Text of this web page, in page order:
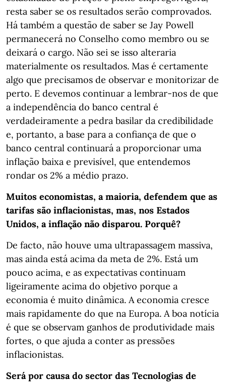
resta saber se os resultados serão comprovados.
Há também a questão de saber se Jay Powell
permanecerá no Conselho como membro ou se
deixará o cargo. Não sei se isso alteraria
materialmente os resultados. Mas é certamente
algo que precisamos de observar e monitorizar de
perto. E devemos continuar a lembrar-nos de que
a independência do banco central é
verdadeiramente a pedra basilar da credibilidade
e, portanto, a base para a confiança de que o
banco central continuará a proporcionar uma
inflação baixa e previsível, que entendemos
rondar os 2% a médio prazo.
Muitos economistas, a maioria, defendem que as
tarifas são inflacionistas, mas, nos Estados
Unidos, a inflação não disparou. Porquê?
De facto, não houve uma ultrapassagem massiva,
mas ainda está acima da meta de 2%. Está um
pouco acima, e as expectativas continuam
ligeiramente acima do objetivo porque a
economia é muito dinâmica. A economia cresce
mais rapidamente do que na Europa. A boa notícia
é que se observam ganhos de produtividade mais
fortes, o que ajuda a conter as pressões
inflacionistas.
Será por causa do sector das Tecnologias de